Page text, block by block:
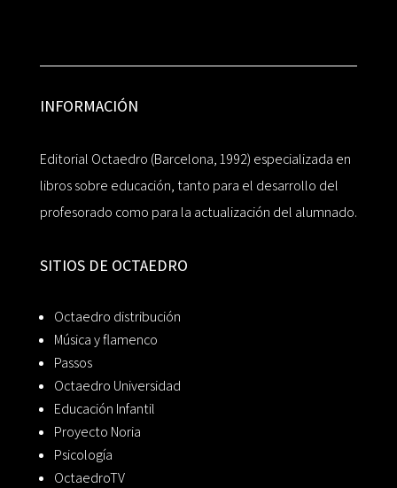
INFORMACIÓN
Editorial Octaedro (Barcelona, 1992) especializada en
libros sobre educación, tanto para el desarrollo del
profesorado como para la actualización del alumnado.
SITIOS DE OCTAEDRO
Octaedro distribución
Música y flamenco
Passos
Octaedro Universidad
Educación Infantil
Proyecto Noria
Psicología
OctaedroTV